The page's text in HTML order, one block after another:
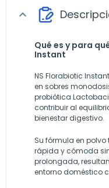
expand_more
Qué es y para
Instant
NS Florabiotic
en sobres
probiótica
contribuir al
bienestar digestivo.
Su fórmula en
rápida y cómoda
prolongada,
entorno doméstico